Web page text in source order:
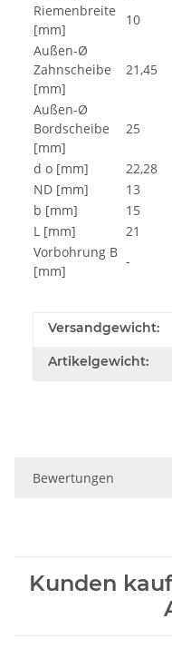
Riemenbreite
[mm]
10
Außen-Ø
Zahnscheibe
[mm]
21,45
Außen-Ø
Bordscheibe
[mm]
25
d o [mm]
22,28
ND [mm]
13
b [mm]
15
L [mm]
21
Vorbohrung B
[mm]
-
Versandgewicht:
Artikelgewicht:
Bewertungen
Kunden